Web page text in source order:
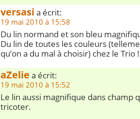
versasi a écrit:
19 mai 2010 à 15:58
Du lin normand et son bleu
Du lin de toutes les couleurs
qu’on a du mal à choisir) chez le Trio !
aZelie a écrit:
19 mai 2010 à 15:52
Le lin aussi magnifique dans champ
tricoter.